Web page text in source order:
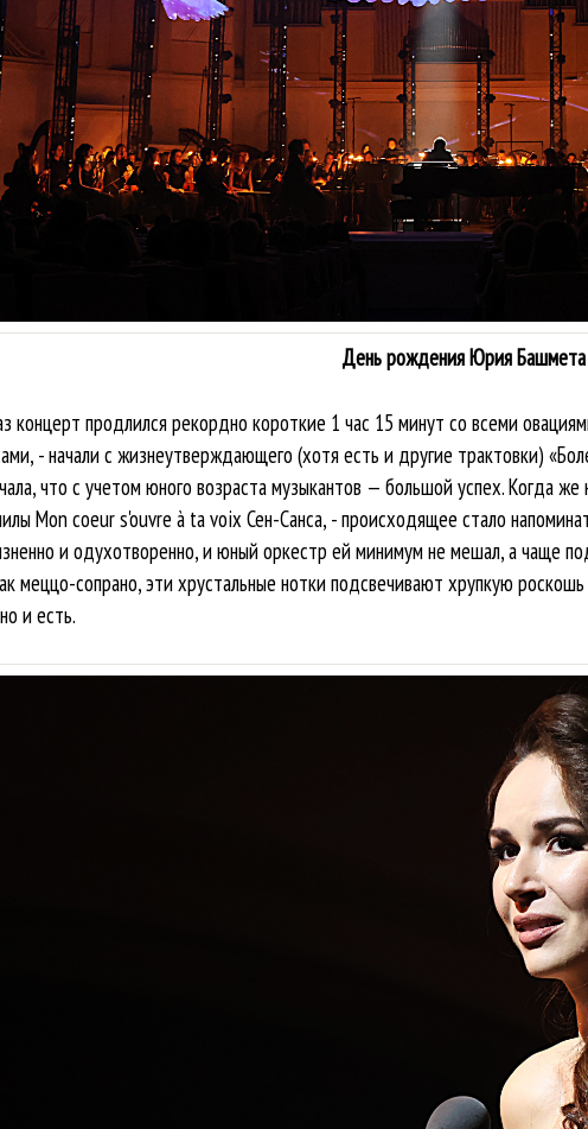
День рождения Юрия Башмета
концерт продлился рекордно короткие 1 час 15 минут со всеми
- начали с жизнеутверждающего (хотя есть и другие трактовки)
что с учетом юного возраста музыкантов — большой успех. Когда
Mon coeur s'ouvre à ta voix Сен-Санса, - происходящее стало
и одухотворенно, и юный оркестр ей минимум не мешал, а чаще
меццо-сопрано, эти хрустальные нотки подсвечивают хрупкую
и есть.